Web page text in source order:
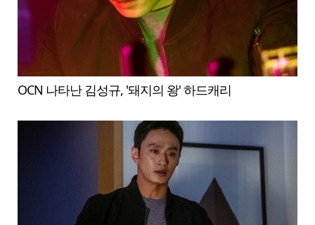
OCN 나타난 김성규, '돼지의 왕' 하드캐리